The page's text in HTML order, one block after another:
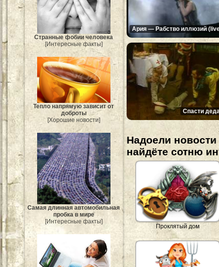
Странные фобии человека
[Интересные факты]
Тепло напрямую зависит от
доброты
[Хорошие новости]
Самая длинная автомобильная
пробка в мире
[Интересные факты]
Ария — Рабство иллюзий
Спасти
Надоели
найдёте сотню
Проклятый дом